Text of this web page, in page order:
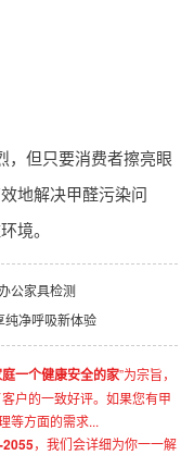
，但只要消费者擦亮眼
地解决甲醛污染问
境。
公家具检测
纯净呼吸新体验
一个健康安全的家”为宗旨，
户的一致好评。如果您有甲
等方面的需求...
，我们会详细为你一一解